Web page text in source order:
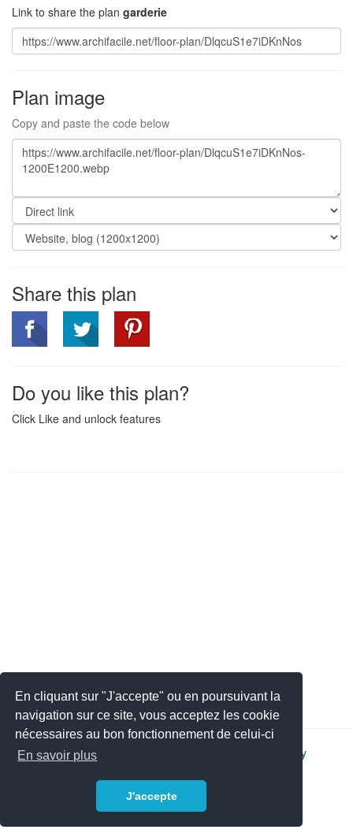
En cliquant sur "J'accepte" ou en poursuivant la
navigation sur ce site, vous acceptez les cookie
nécessaires au bon fonctionnement de celui-ci
En savoir plus
J'accepte
Link to share the plan garderie
Plan image
Copy and paste the code below
Share this plan
Do you like this plan?
Click Like and unlock features
2026 © JSYS | Privacy policy